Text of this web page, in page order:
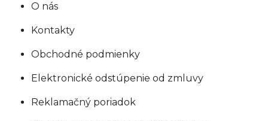
O nás
Kontakty
Obchodné podmienky
Elektronické odstúpenie od zmluvy
Reklamačný poriadok